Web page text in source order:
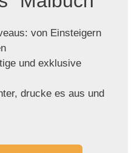
von Einsteigern
und exklusive
drucke es aus und